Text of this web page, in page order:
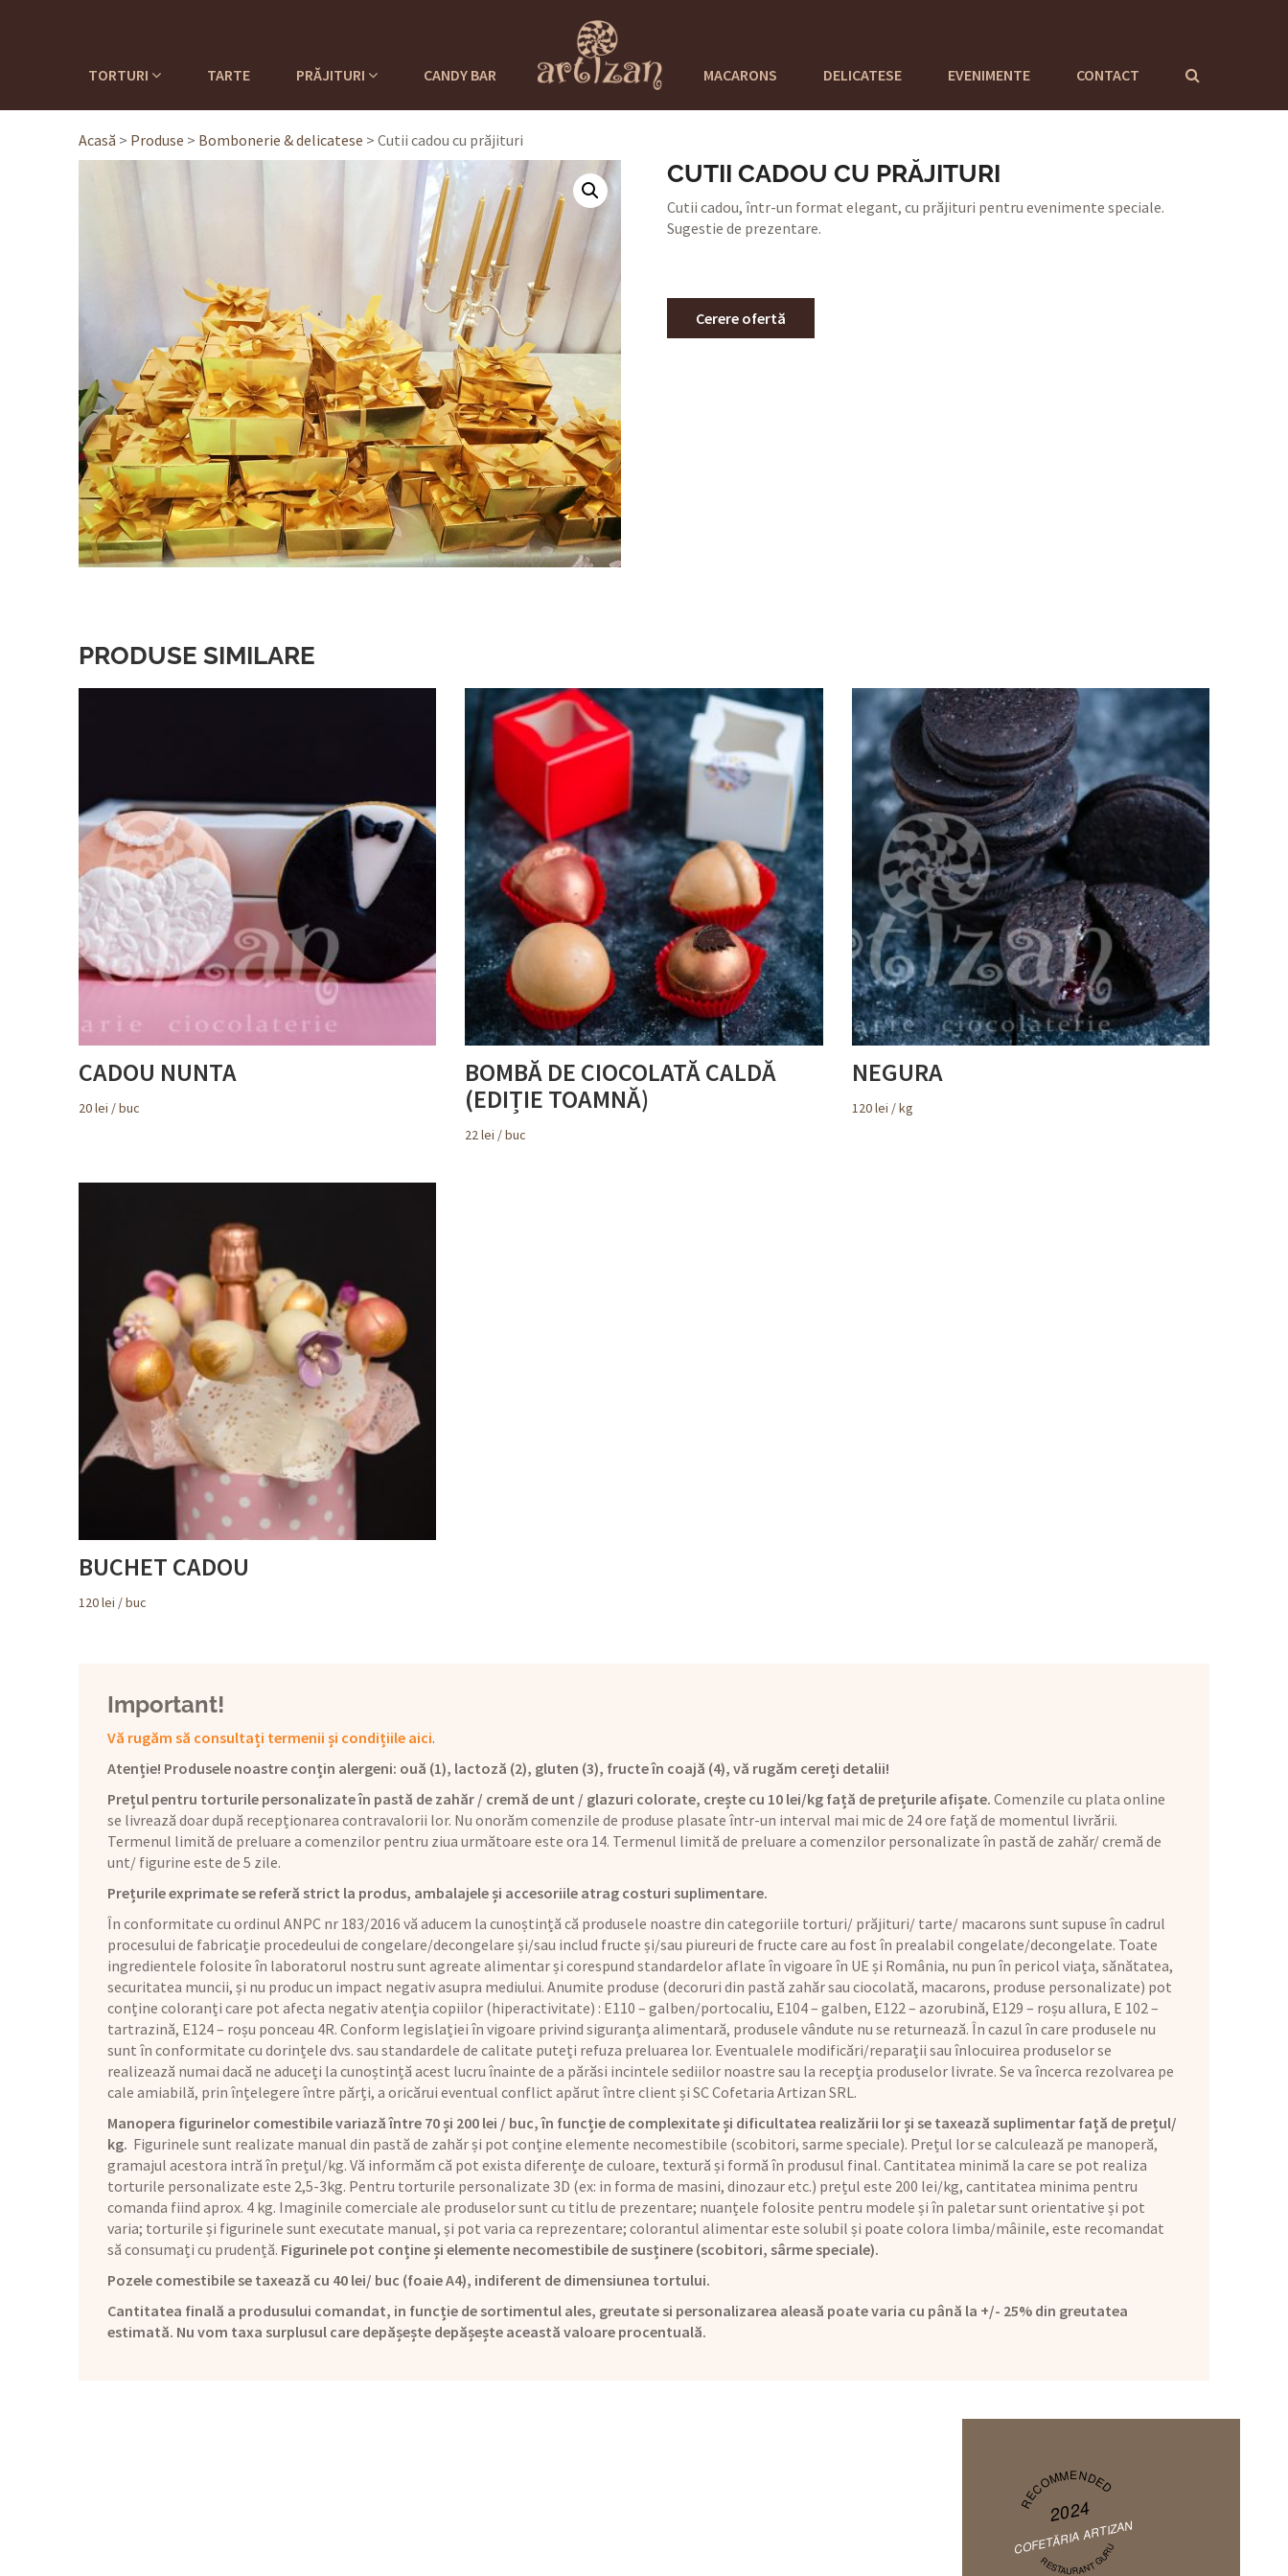
TORTURI TARTE PRĂJITURI CANDY BAR MACARONS DELICATESE EVENIMENTE CONTACT
Acasă > Produse > Bombonerie & delicatese > Cutii cadou cu prăjituri
CUTII CADOU CU PRĂJITURI
Cutii cadou, într-un format elegant, cu prăjituri pentru evenimente speciale.
Sugestie de prezentare.
Cerere ofertă
PRODUSE SIMILARE
CADOU NUNTA
20lei / buc
BOMBĂ DE CIOCOLATĂ CALDĂ
(EDIȚIE TOAMNĂ)
22lei / buc
NEGURA
120lei / kg
BUCHET CADOU
120lei / buc
Important!
Vă rugăm să consultați termenii și condițiile aici.
Atenție! Produsele noastre conțin alergeni: ouă (1), lactoză (2), gluten (3), fructe în coajă (4), vă rugăm cereți detalii!
Prețul pentru torturile personalizate în pastă de zahăr / cremă de unt / glazuri colorate, crește cu 10 lei/kg față de prețurile afișate. Comenzile cu plata online
se livrează doar după recepționarea contravalorii lor. Nu onorăm comenzile de produse plasate într-un interval mai mic de 24 ore față de momentul livrării.
Termenul limită de preluare a comenzilor pentru ziua următoare este ora 14. Termenul limită de preluare a comenzilor personalizate în pastă de zahăr/ cremă de
unt/ figurine este de 5 zile.
Prețurile exprimate se referă strict la produs, ambalajele și accesoriile atrag costuri suplimentare.
În conformitate cu ordinul ANPC nr 183/2016 vă aducem la cunoștință că produsele noastre din categoriile torturi/ prăjituri/ tarte/ macarons sunt supuse în cadrul
procesului de fabricație procedeului de congelare/decongelare și/sau includ fructe și/sau piureuri de fructe care au fost în prealabil congelate/decongelate. Toate
ingredientele folosite în laboratorul nostru sunt agreate alimentar și corespund standardelor aflate în vigoare în UE și România, nu pun în pericol viața, sănătatea,
securitatea muncii, și nu produc un impact negativ asupra mediului. Anumite produse (decoruri din pastă zahăr sau ciocolată, macarons, produse personalizate) pot
conține coloranți care pot afecta negativ atenția copiilor (hiperactivitate) : E110 – galben/portocaliu, E104 – galben, E122 – azorubină, E129 – roșu allura, E 102 –
tartrazină, E124 – roșu ponceau 4R. Conform legislației în vigoare privind siguranța alimentară, produsele vândute nu se returnează. În cazul în care produsele nu
sunt în conformitate cu dorințele dvs. sau standardele de calitate puteți refuza preluarea lor. Eventualele modificări/reparații sau înlocuirea produselor se
realizează numai dacă ne aduceți la cunoștință acest lucru înainte de a părăsi incintele sediilor noastre sau la recepția produselor livrate. Se va încerca rezolvarea pe
cale amiabilă, prin înțelegere între părți, a oricărui eventual conflict apărut între client și SC Cofetaria Artizan SRL.
Manopera figurinelor comestibile variază între 70 și 200 lei / buc, în funcție de complexitate și dificultatea realizării lor și se taxează suplimentar față de prețul/
kg. Figurinele sunt realizate manual din pastă de zahăr și pot conține elemente necomestibile (scobitori, sarme speciale). Prețul lor se calculează pe manoperă,
gramajul acestora intră în prețul/kg. Vă informăm că pot exista diferențe de culoare, textură și formă în produsul final. Cantitatea minimă la care se pot realiza
torturile personalizate este 2,5-3kg. Pentru torturile personalizate 3D (ex: in forma de masini, dinozaur etc.) prețul este 200 lei/kg, cantitatea minima pentru
comanda fiind aprox. 4 kg. Imaginile comerciale ale produselor sunt cu titlu de prezentare; nuanțele folosite pentru modele și în paletar sunt orientative și pot
varia; torturile și figurinele sunt executate manual, și pot varia ca reprezentare; colorantul alimentar este solubil și poate colora limba/mâinile, este recomandat
să consumați cu prudență. Figurinele pot conține și elemente necomestibile de susținere (scobitori, sârme speciale).
Pozele comestibile se taxează cu 40 lei/ buc (foaie A4), indiferent de dimensiunea tortului.
Cantitatea finală a produsului comandat, in funcție de sortimentul ales, greutate si personalizarea aleasă poate varia cu până la +/- 25% din greutatea
estimată. Nu vom taxa surplusul care depășește depășește această valoare procentuală.
RECOMMENDED
2024
COFETĂRIA ARTIZAN
RESTAURANT GURU